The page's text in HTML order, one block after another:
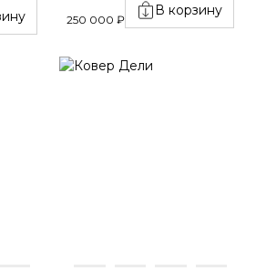
250 000 ₽
В корзину